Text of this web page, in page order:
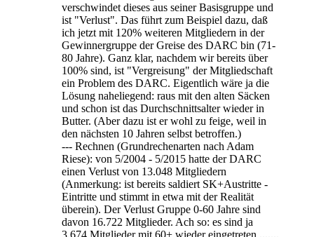
verschwindet dieses aus seiner Basisgruppe und
ist "Verlust". Das führt zum Beispiel dazu, daß
ich jetzt mit 120% weiteren Mitgliedern in der
Gewinnergruppe der Greise des DARC bin (71-
80 Jahre). Ganz klar, nachdem wir bereits über
100% sind, ist "Vergreisung" der Mitgliedschaft
ein Problem des DARC. Eigentlich wäre ja die
Lösung naheliegend: raus mit den alten Säcken
und schon ist das Durchschnittsalter wieder in
Butter. (Aber dazu ist er wohl zu feige, weil in
den nächsten 10 Jahren selbst betroffen.)
--- Rechnen (Grundrechenarten nach Adam
Riese): von 5/2004 - 5/2015 hatte der DARC
einen Verlust von 13.048 Mitgliedern
(Anmerkung: ist bereits saldiert SK+Austritte -
Eintritte und stimmt in etwa mit der Realität
überein). Der Verlust Gruppe 0-60 Jahre sind
davon 16.722 Mitglieder. Ach so: es sind ja
3.674 Mitglieder mit 60+ wieder eingetreten .......